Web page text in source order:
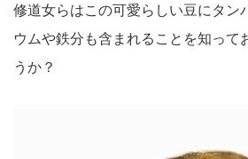
修道女らはこの可愛らしい豆にタン
ウムや鉄分も含まれることを知って
うか？